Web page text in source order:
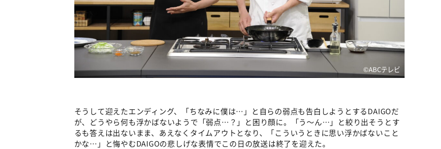
©ABCテレビ
そうして迎えたエンディング、「ちなみに僕は…」と自らの弱点も告白しようとするDAIGOだ
が、どうやら何も浮かばないようで「弱点…？」と困り顔に。「う〜ん…」と絞り出そうとす
るも答えは出ないまま、あえなくタイムアウトとなり、「こういうときに思い浮かばないこと
かな…」と悔やむDAIGOの悲しげな表情でこの日の放送は終了を迎えた。